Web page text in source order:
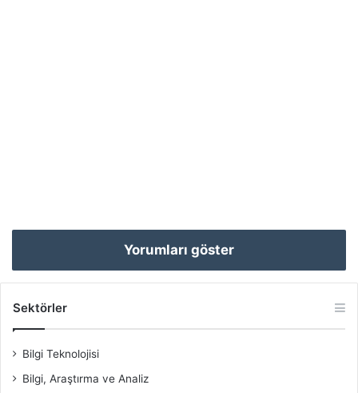
Yorumları göster
Sektörler
Bilgi Teknolojisi
Bilgi, Araştırma ve Analiz